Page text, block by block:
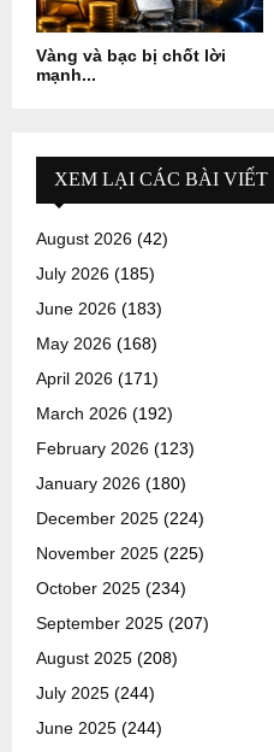
Vàng và bạc bị chốt lời
mạnh...
XEM LẠI CÁC BÀI VIẾT
August 2026 (42)
July 2026 (185)
June 2026 (183)
May 2026 (168)
April 2026 (171)
March 2026 (192)
February 2026 (123)
January 2026 (180)
December 2025 (224)
November 2025 (225)
October 2025 (234)
September 2025 (207)
August 2025 (208)
July 2025 (244)
June 2025 (244)